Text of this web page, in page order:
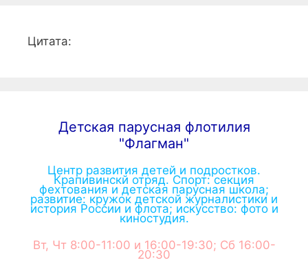
Цитата:
Детская парусная флотилия
"Флагман"
Центр развития детей и подростков.
Крапивинскй отряд. Спорт: секция
фехтования и детская парусная школа;
развитие: кружок детской журналистики и
история России и флота; искусство: фото и
киностудия.
Вт, Чт 8:00-11:00 и 16:00-19:30; Сб 16:00-
20:30